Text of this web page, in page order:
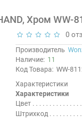
Хром WW-
0
Производитель
Наличие: 11
Код Товара: WW-
Характеристики
Характеристики
Цвет
Штрихкод